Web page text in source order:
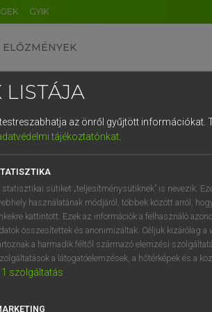
GYIK
ELŐZMÉNYEK
szótár
VAN ELŐFIZETÉSED?
megtekintéséhez.
LISTÁJA
az önről gyűjtött információkat.
tájékoztatónkat.
statisztikai sütiket „teljesítménysütiknek” is nevezik.
használatának módjáról, többek között arról,
kattintott. Ezek az információk a felhasználó
összesítettek és anonimizáltak. Céljuk kizárólag a
a harmadik féltől származó elemzési
a látogatóelemzések, a hőtérképek és a
1 szolgáltatás
DE CN FR ES IT NL
1 2 3 4 5 6
q w e r t z
a s d f g h j
í y x c v b